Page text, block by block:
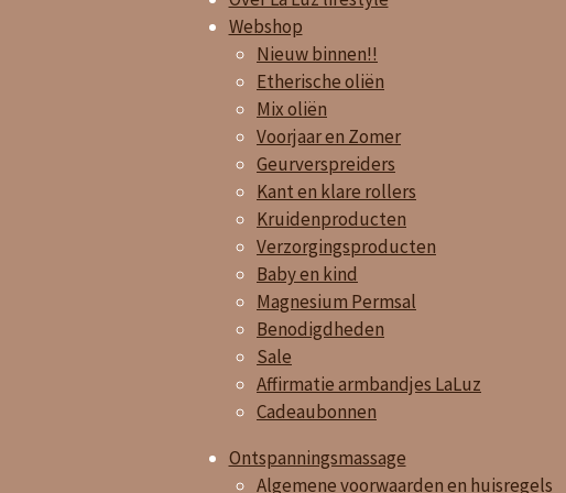
Webshop
Nieuw binnen!!
Etherische oliën
Mix oliën
Voorjaar en Zomer
Geurverspreiders
Kant en klare rollers
Kruidenproducten
Verzorgingsproducten
Baby en kind
Magnesium Permsal
Benodigdheden
Sale
Affirmatie armbandjes LaLuz
Cadeaubonnen
Ontspanningsmassage
Algemene voorwaarden en huisregels